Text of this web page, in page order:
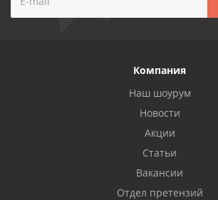
Компания
Наш шоурум
Новости
Акции
Статьи
Вакансии
Отдел претензий